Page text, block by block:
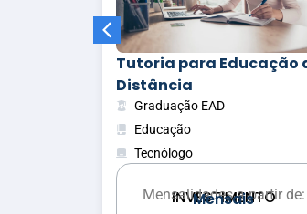
Logística
Graduação EAD
Administração e Negócios
Tecnólogo